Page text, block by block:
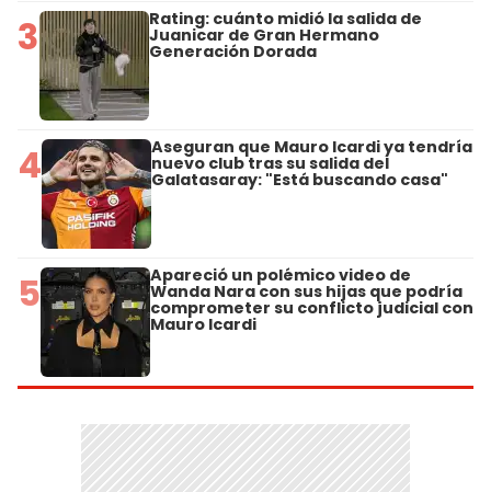
3 Rating: cuánto midió la salida de
Juanicar de Gran Hermano
Generación Dorada
4 Aseguran que Mauro Icardi ya tendría
nuevo club tras su salida del
Galatasaray: "Está buscando casa"
5 Apareció un polémico video de
Wanda Nara con sus hijas que podría
comprometer su conflicto judicial con
Mauro Icardi